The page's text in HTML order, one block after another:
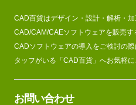
CAD百貨はデザイン・設計・解析・
CAD/CAM/CAEソフトウェアを販売
CADソフトウェアの導入をご検討の
タッフがいる「CAD百貨」へお気軽に
お問い合わせ